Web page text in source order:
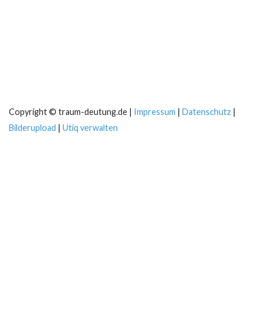
Copyright © traum-deutung.de | Impressum | Datenschutz |
Bilderupload | Utiq verwalten